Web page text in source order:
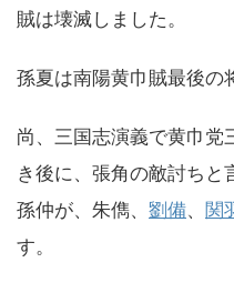
賊は壊滅しました。
孫夏は南陽黄巾賊最後の
尚、三国志演義で黄巾党
き後に、張角の敵討ちと
孫仲が、朱儁、 劉備、 関
す。